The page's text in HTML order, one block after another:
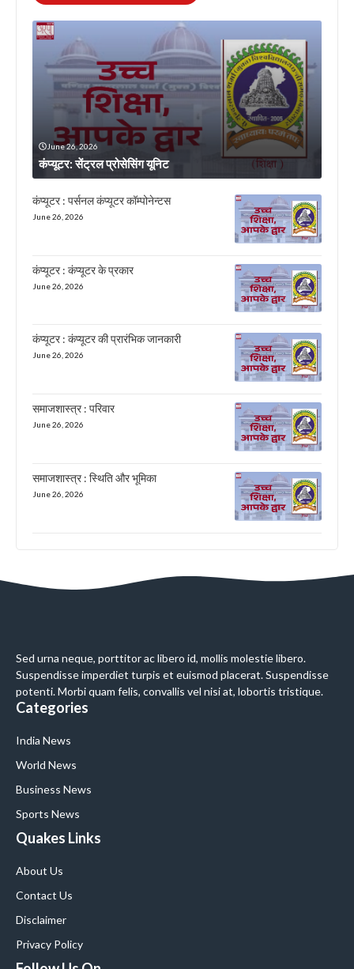
June 26, 2026
कंप्यूटर: सेंट्रल प्रोसेसिंग यूनिट
कंप्यूटर : पर्सनल कंप्यूटर कॉम्पोनेन्टस
June 26, 2026
कंप्यूटर : कंप्यूटर के प्रकार
June 26, 2026
कंप्यूटर : कंप्यूटर की प्रारंभिक जानकारी
June 26, 2026
समाजशास्त्र : परिवार
June 26, 2026
समाजशास्त्र : स्थिति और भूमिका
June 26, 2026
Sed urna neque, porttitor ac libero id, mollis molestie libero.
Suspendisse imperdiet turpis et euismod placerat. Suspendisse
potenti. Morbi quam felis, convallis vel nisi at, lobortis tristique.
Categories
India News
World News
Business News
Sports News
Quakes Links
About Us
Contact Us
Disclaimer
Privacy Policy